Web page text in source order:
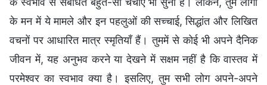
के मन में ये मामले और इन पहलुओं की सच्चाई, सिद्धांत और लिखित
वचनों पर आधारित मात्र स्मृतियाँ हैं। तुममें से कोई भी अपने दैनिक
जीवन में, यह अनुभव करने या देखने में सक्षम नहीं है कि वास्तव में
परमेश्वर का स्वभाव क्या है। इसलिए, तुम सभी लोग अपने-अपने